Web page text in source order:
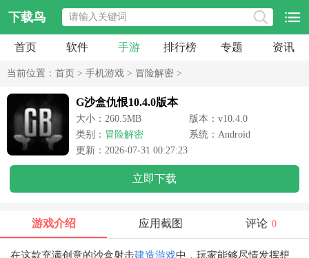
下载鸟
首页 软件 手游 排行榜 专题 资讯
当前位置： 首页 > 手机游戏 > 冒险解密 >
G沙盒仇恨10.4.0版本
大小：260.5MB
版本：v10.4.0
类别： 冒险解密
系统：Android
更新：2026-07-31 00:27:23
立即下载
游戏介绍 应用截图 评论 0
在这款充满创意的沙盒射击建造游戏中，玩家能够尽情发挥想